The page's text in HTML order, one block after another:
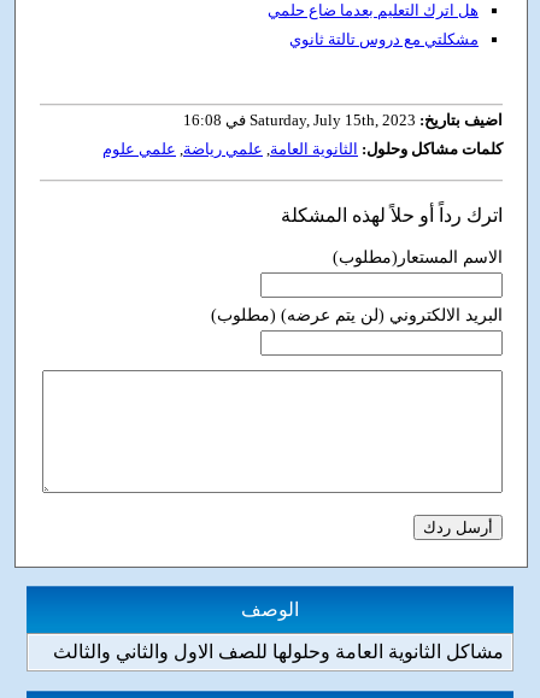
هل اترك التعليم بعدما ضاع حلمي
مشكلتي مع دروس تالتة ثانوي
اضيف بتاريخ:
كلمات مشاكل وحلول: الثانوية العامة, علمي رياضة, علمي علوم
اترك رداً أو حلاً لهذه المشكلة
الاسم المستعار(مطلوب)
البريد الالكتروني (لن يتم عرضه) (مطلوب)
الوصف
مشاكل الثانوية العامة وحلولها للصف الاول والثاني والثالث